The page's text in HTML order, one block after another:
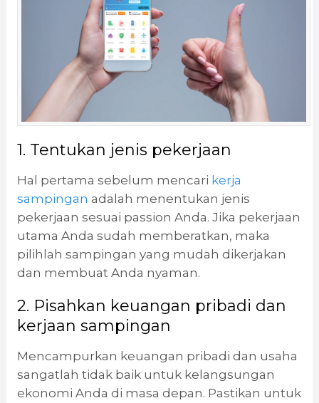
1. Tentukan jenis pekerjaan
Hal pertama sebelum mencari kerja
sampingan adalah menentukan jenis
pekerjaan sesuai passion Anda. Jika pekerjaan
utama Anda sudah memberatkan, maka
pilihlah sampingan yang mudah dikerjakan
dan membuat Anda nyaman.
2. Pisahkan keuangan pribadi dan
kerjaan sampingan
Mencampurkan keuangan pribadi dan usaha
sangatlah tidak baik untuk kelangsungan
ekonomi Anda di masa depan. Pastikan untuk